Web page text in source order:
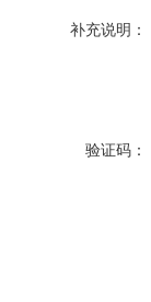
补充说明：
验证码：